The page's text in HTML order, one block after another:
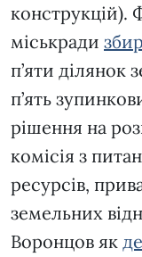
конструкцій).
міськради
п’яти ділянок
п’ять
рішення на
комісія з
ресурсів,
земельних
Воронцов як